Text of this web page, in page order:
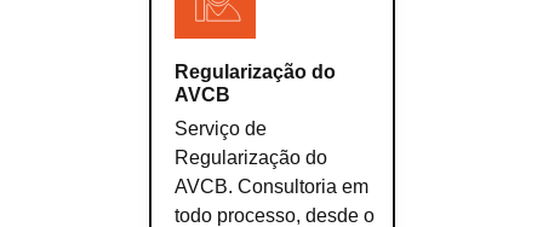
Regularização do
AVCB
Serviço de
Regularização do
AVCB. Consultoria em
todo processo, desde o